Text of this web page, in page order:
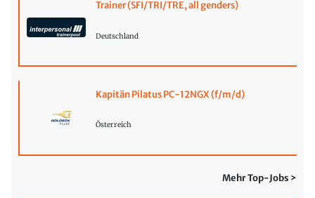
Trainer (SFI/TRI/TRE, all genders)
Deutschland
Kapitän Pilatus PC-12NGX (f/m/d)
Österreich
Mehr Top-Jobs >